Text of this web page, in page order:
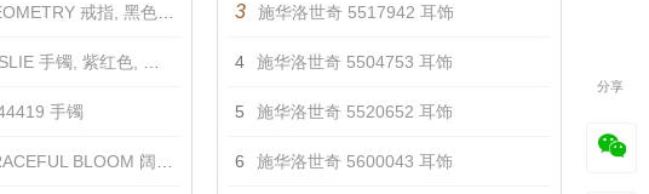
戒指, 黑色, 镀玫瑰金色 手镯
, 紫红色, 镀玫瑰金色 手镯
手镯
BLOOM 阔手镯, 镀钯色 手镯
3 施华洛世奇 5517942 耳饰
4 施华洛世奇 5504753 耳饰
5 施华洛世奇 5520652 耳饰
6 施华洛世奇 5600043 耳饰
分享